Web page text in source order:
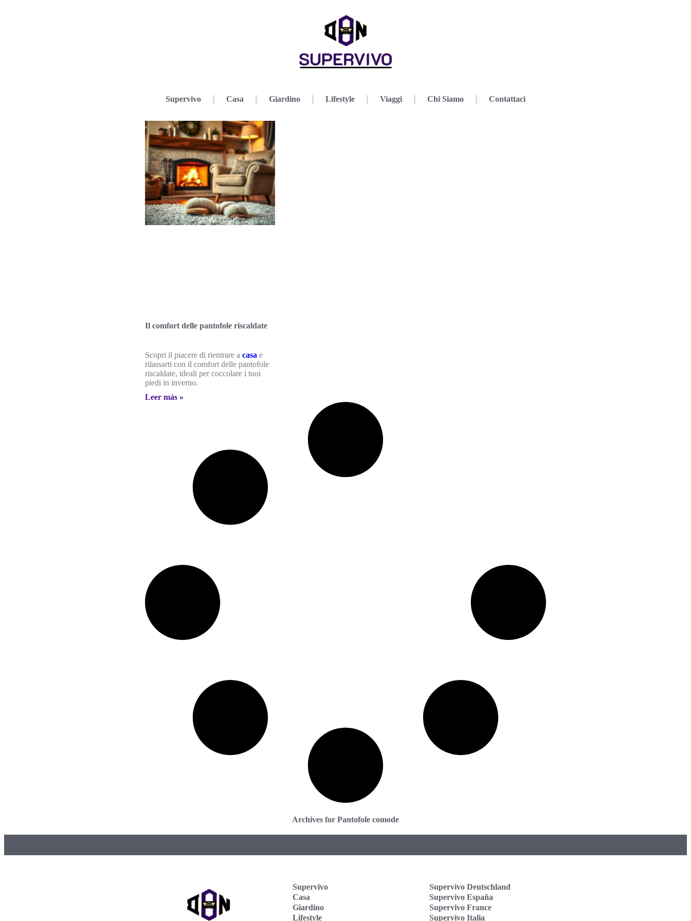
Supervivo Casa Giardino Lifestyle Viaggi Chi Siamo Contattaci
Il comfort delle pantofole riscaldate
Scopri il piacere di rientrare a casa e
rilassarti con il comfort delle pantofole
riscaldate, ideali per coccolare i tuoi
piedi in inverno.
Leer más »
Archives for Pantofole comode
Supervivo
Casa
Giardino
Lifestyle
Supervivo Deutschland
Supervivo España
Supervivo France
Supervivo Italia